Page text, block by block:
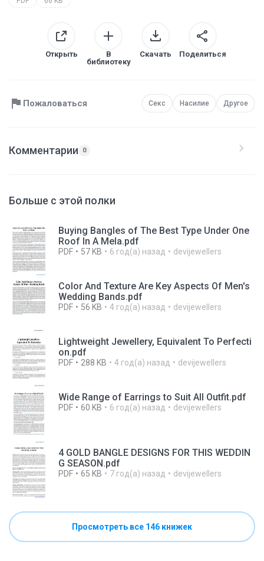
Открыть
В
библиотеку
Скачать Поделиться
Пожаловаться Секс Насилие Другое
Комментарии 0
Больше с этой полки
Buying Bangles of The Best Type Under One
Roof In A Mela.pdf
PDF 57 KB 6 год(а) назад devijewellers
Color And Texture Are Key Aspects Of Men's
Wedding Bands.pdf
PDF 56 KB 4 год(а) назад devijewellers
Lightweight Jewellery, Equivalent To Perfecti
on.pdf
PDF 288 KB 4 год(а) назад devijewellers
Wide Range of Earrings to Suit All Outfit.pdf
PDF 60 KB 6 год(а) назад devijewellers
4 GOLD BANGLE DESIGNS FOR THIS WEDDIN
G SEASON.pdf
PDF 65 KB 7 год(а) назад devijewellers
Просмотреть все 146 книжек